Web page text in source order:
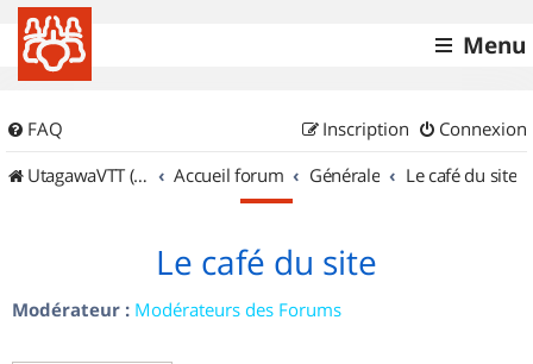
Menu
FAQ Connexion
Inscription
UtagawaVTT (Randos VTT et VTTAE avec traces GPS)
Accueil forum Générale Le café du site
Le café du site
Modérateur : Modérateurs des Forums